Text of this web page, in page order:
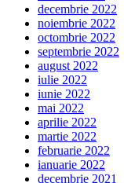
decembrie 2022
noiembrie 2022
octombrie 2022
septembrie 2022
august 2022
iulie 2022
iunie 2022
mai 2022
aprilie 2022
martie 2022
februarie 2022
ianuarie 2022
decembrie 2021